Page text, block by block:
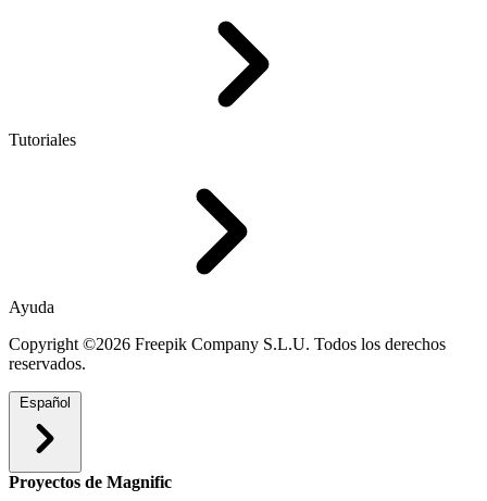
Tutoriales
Ayuda
Copyright ©2026 Freepik Company S.L.U. Todos los derechos
reservados.
Español
Proyectos de Magnific